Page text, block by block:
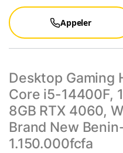
Appeler
Desktop Gaming
Core i5-14400F,
8GB RTX 4060,
Brand New
1.150.000fcfa